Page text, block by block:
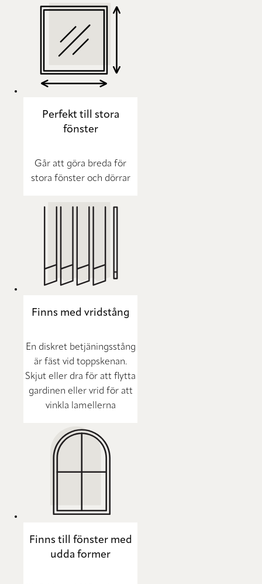
Perfekt till stora
fönster
Går att göra breda för
stora fönster och dörrar
Finns med vridstång
En diskret betjäningsstång
är fäst vid toppskenan.
Skjut eller dra för att flytta
gardinen eller vrid för att
vinkla lamellerna
Finns till fönster med
udda former